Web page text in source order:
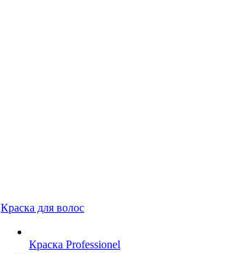
Краска для волос
Краска Professionel